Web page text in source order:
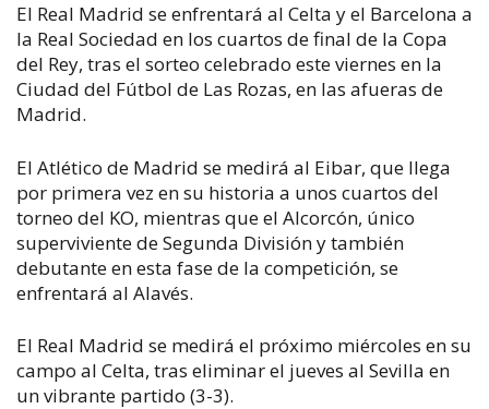
El Real Madrid se enfrentará al Celta y el Barcelona a
la Real Sociedad en los cuartos de final de la Copa
del Rey, tras el sorteo celebrado este viernes en la
Ciudad del Fútbol de Las Rozas, en las afueras de
Madrid.
El Atlético de Madrid se medirá al Eibar, que llega
por primera vez en su historia a unos cuartos del
torneo del KO, mientras que el Alcorcón, único
superviviente de Segunda División y también
debutante en esta fase de la competición, se
enfrentará al Alavés.
El Real Madrid se medirá el próximo miércoles en su
campo al Celta, tras eliminar el jueves al Sevilla en
un vibrante partido (3-3).